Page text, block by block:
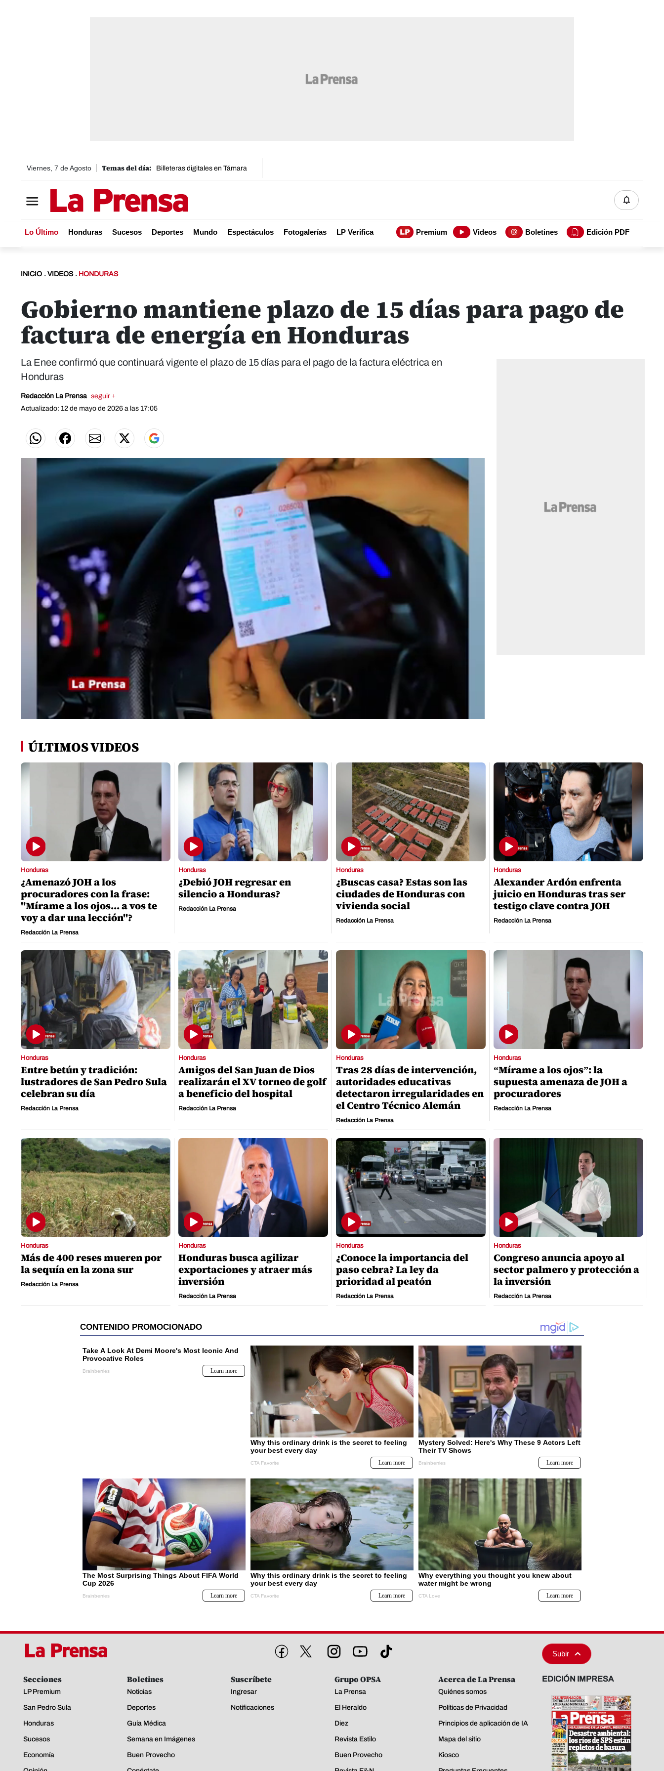
Viernes, 7 de Agosto Billeteras digitales en Támara
Lo Último Honduras Sucesos Deportes Mundo Espectáculos Fotogalerías LP Verifica Premium Videos Boletines Edición PDF
INICIO . VIDEOS . HONDURAS
Gobierno mantiene plazo de 15 días para pago de
factura de energía en Honduras
La Enee confirmó que continuará vigente el plazo de 15 días para el pago de la factura eléctrica en
Honduras
Redacción La Prensa seguir +
Actualizado: 12 de mayo de 2026 a las 17:05
secondsVolume
0%
ÚLTIMOS VIDEOS
Honduras
¿Amenazó JOH a los
procuradores con la frase:
"Mírame a los ojos... a vos te
voy a dar una lección"?
Redacción La Prensa
Honduras
¿Debió JOH regresar en
silencio a Honduras?
Redacción La Prensa
Honduras
¿Buscas casa? Estas son las
ciudades de Honduras con
vivienda social
Redacción La Prensa
Honduras
Alexander Ardón enfrenta
juicio en Honduras tras ser
testigo clave contra JOH
Redacción La Prensa
Honduras
Entre betún y tradición:
lustradores de San Pedro Sula
celebran su día
Redacción La Prensa
Honduras
Amigos del San Juan de Dios
realizarán el XV torneo de golf
a beneficio del hospital
Redacción La Prensa
Honduras
Tras 28 días de intervención,
autoridades educativas
detectaron irregularidades en
el Centro Técnico Alemán
Redacción La Prensa
Honduras
“Mírame a los ojos”: la
supuesta amenaza de JOH a
procuradores
Redacción La Prensa
Honduras
Más de 400 reses mueren por
la sequía en la zona sur
Redacción La Prensa
Honduras
Honduras busca agilizar
exportaciones y atraer más
inversión
Redacción La Prensa
Honduras
¿Conoce la importancia del
paso cebra? La ley da
prioridad al peatón
Redacción La Prensa
Honduras
Congreso anuncia apoyo al
sector palmero y protección a
la inversión
Redacción La Prensa
Subir
Secciones
LP Premium
San Pedro Sula
Honduras
Sucesos
Economía
Boletines
Noticias
Deportes
Guía Médica
Semana en Imágenes
Buen Provecho
Suscríbete
Ingresar
Notificaciones
Grupo OPSA
La Prensa
El Heraldo
Diez
Revista Estilo
Buen Provecho
Acerca de La Prensa
Quiénes somos
Políticas de Privacidad
Principios de aplicación de IA
Mapa del sitio
Kiosco
EDICIÓN IMPRESA